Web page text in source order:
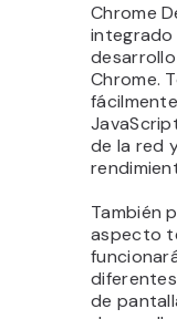
Chrome
integrado
Chrome.
de la red
También
aspecto
de